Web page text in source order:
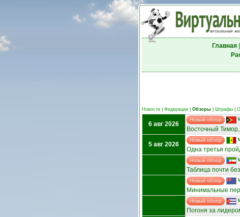
Главная|
Новости Федерации Обзоры Штрафы
6 авг 2026
Новый обзор
Восточный
5 авг 2026
Новый обзор
Одна третья
Новый обзор
Таблица почти
Новый обзор
Минимальные
Новый обзор
Погоня за